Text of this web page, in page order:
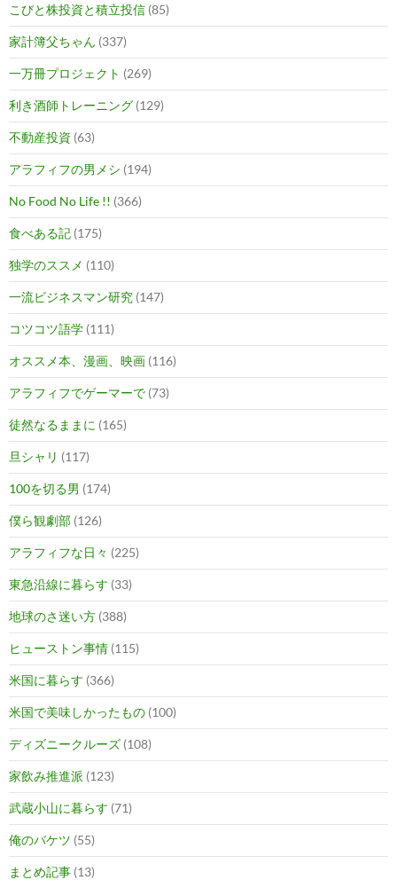
こびと株投資と積立投信 (85)
家計簿父ちゃん (337)
一万冊プロジェクト (269)
利き酒師トレーニング (129)
不動産投資 (63)
アラフィフの男メシ (194)
No Food No Life !! (366)
食べある記 (175)
独学のススメ (110)
一流ビジネスマン研究 (147)
コツコツ語学 (111)
オススメ本、漫画、映画 (116)
アラフィフでゲーマーで (73)
徒然なるままに (165)
旦シャリ (117)
100を切る男 (174)
僕ら観劇部 (126)
アラフィフな日々 (225)
東急沿線に暮らす (33)
地球のさ迷い方 (388)
ヒューストン事情 (115)
米国に暮らす (366)
米国で美味しかったもの (100)
ディズニークルーズ (108)
家飲み推進派 (123)
武蔵小山に暮らす (71)
俺のバケツ (55)
まとめ記事 (13)